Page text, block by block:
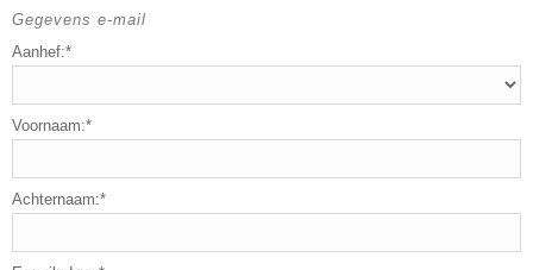
Gegevens e-mail
Aanhef:*
Voornaam:*
Achternaam:*